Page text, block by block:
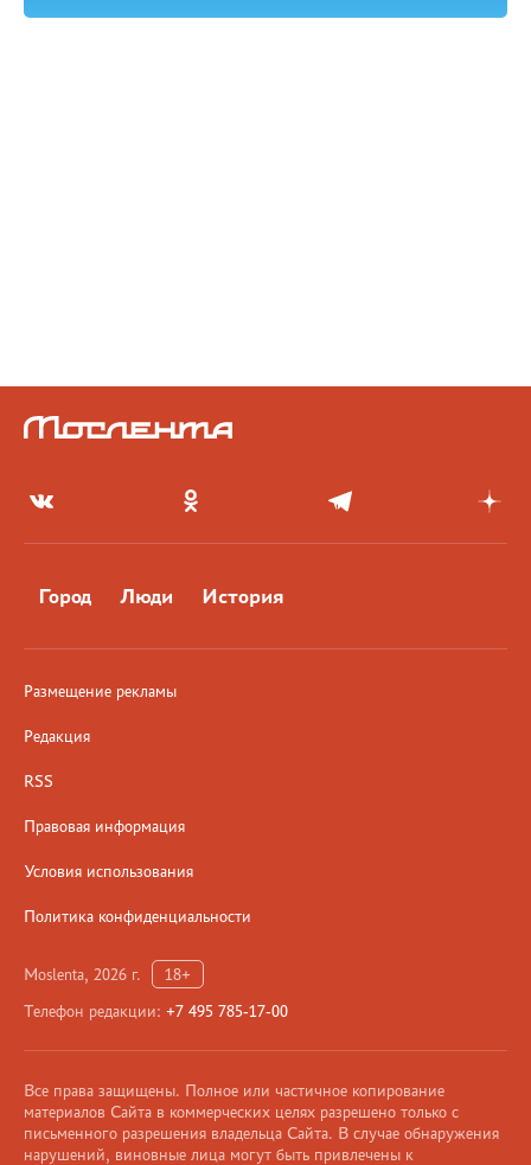
Город Люди История
Размещение рекламы
Редакция
RSS
Правовая информация
Условия использования
Политика конфиденциальности
Moslenta, 2026 г.
18+
Телефон редакции: +7 495 785-17-00
Все права защищены. Полное или частичное копирование
материалов Сайта в коммерческих целях разрешено только с
письменного разрешения владельца Сайта. В случае обнаружения
нарушений, виновные лица могут быть привлечены к